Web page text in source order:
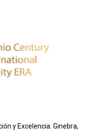
y Excelencia. Ginebra,